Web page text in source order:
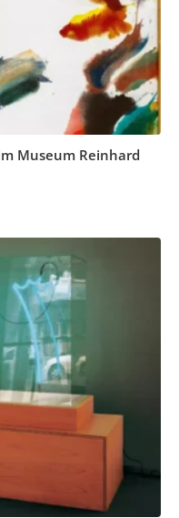
Museum Reinhard